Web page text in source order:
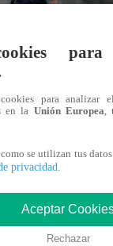
de su debut en los
para analizar
en la Unión Europea,
se utilizan tus
privacidad.
Aceptar
Rechazar